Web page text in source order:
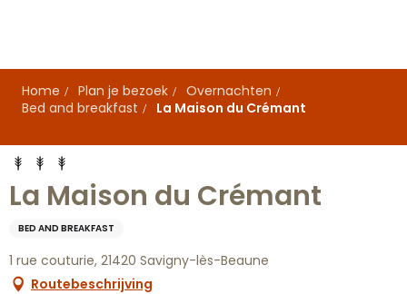
principal
Home
Plan je bezoek
Overnachten
Bed and breakfast
La Maison du Crémant
La Maison du Crémant
BED AND BREAKFAST
1 rue couturie, 21420 Savigny-lès-Beaune
Routebeschrijving